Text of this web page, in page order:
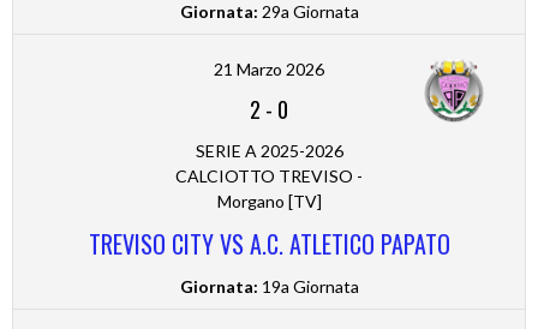
Giornata: 29a Giornata
21 Marzo 2026
2 - 0
SERIE A 2025-2026
CALCIOTTO TREVISO -
Morgano [TV]
TREVISO CITY VS A.C. ATLETICO PAPATO
Giornata: 19a Giornata